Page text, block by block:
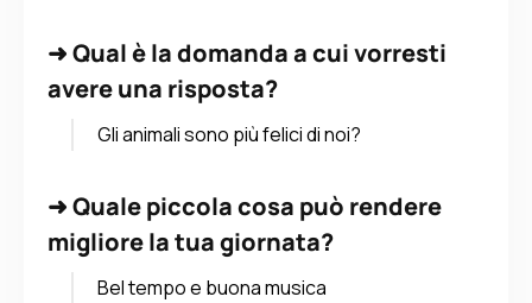
➜Qual è la domanda a cui vorresti
avere una risposta?
Gli animali sono più felici di noi?
➜Quale piccola cosa può rendere
migliore la tua giornata?
Bel tempo e buona musica